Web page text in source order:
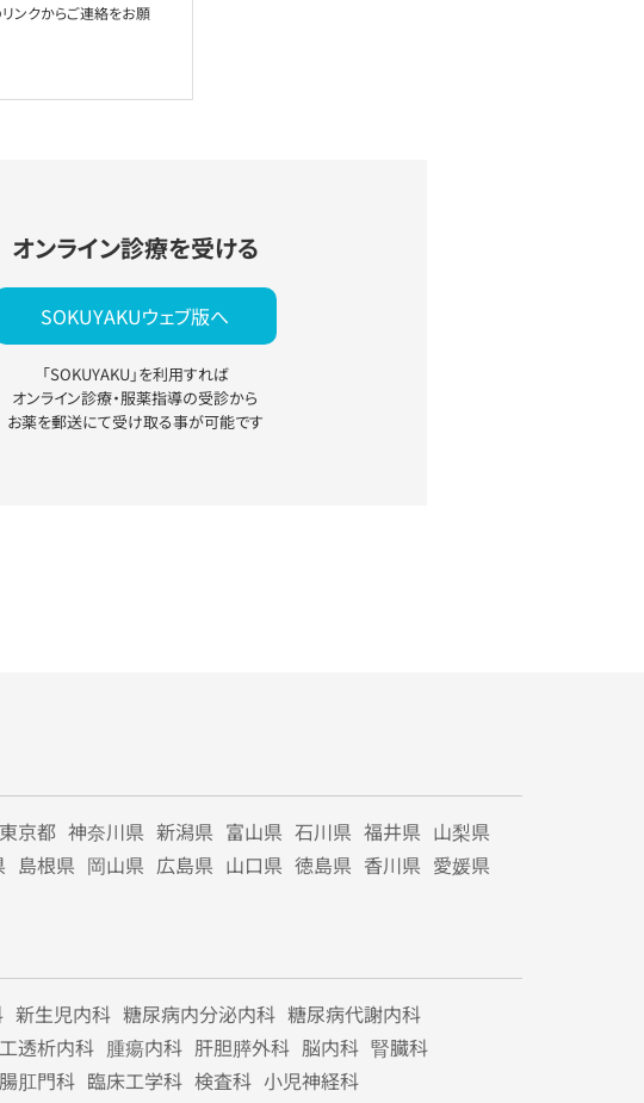
ンクからご連絡をお願
オンライン診療を受ける
SOKUYAKUウェブ版へ
「SOKUYAKU」を利用すれば
オンライン診療・服薬指導の受診から
お薬を郵送にて受け取る事が可能です
東京都 神奈川県 新潟県 富山県 石川県 福井県 山梨県
島根県 岡山県 広島県 山口県 徳島県 香川県 愛媛県
新生児内科 糖尿病内分泌内科 糖尿病代謝内科
透析内科 腫瘍内科 肝胆膵外科 脳内科 腎臓科
肛門科 臨床工学科 検査科 小児神経科